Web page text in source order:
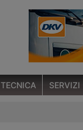
TECNICA SERVIZI